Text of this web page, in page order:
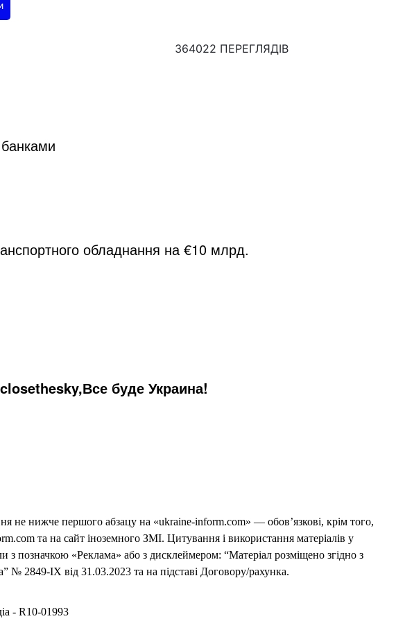
364022 ПЕРЕГЛЯДІВ
обладнання на €10 млрд.
closethesky,Все буде Украина!
не нижче першого абзацу на «ukraine-inform.com» — обов’язкові, крім того,
та на сайт іноземного ЗМІ. Цитування і використання матеріалів у
позначкою «Реклама» або з дисклеймером: “Матеріал розміщено згідно з
№ 2849-IX від 31.03.2023 та на підставі Договору/рахунка.
- R10-01993